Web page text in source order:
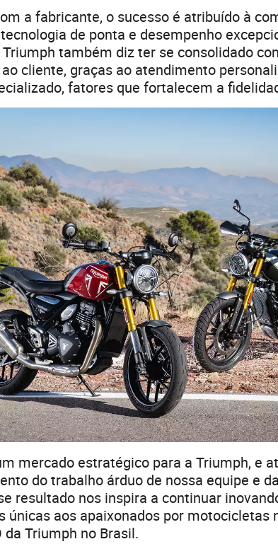
a fabricante, o sucesso é atribuído à
de ponta e desempenho
Triumph também diz ter se consolidado
cliente, graças ao atendimento
fatores que fortalecem a
mercado estratégico para a Triumph, e
do trabalho árduo de nossa equipe e
resultado nos inspira a continuar
únicas aos apaixonados por motocicletas
da Triumph no Brasil.